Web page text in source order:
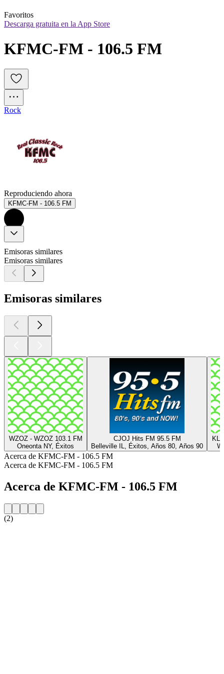
Favoritos
Descarga gratuita en la App Store
KFMC-FM - 106.5 FM
Rock
Reproduciendo ahora
KFMC-FM - 106.5 FM
Emisoras similares
Emisoras similares
Emisoras similares
WZOZ - WZOZ 103.1 FM
Oneonta NY, Éxitos
CJOJ Hits FM 95.5 FM
Belleville IL, Éxitos, Años 80, Años 90
Acerca de KFMC-FM - 106.5 FM
Acerca de KFMC-FM - 106.5 FM
Acerca de KFMC-FM - 106.5 FM
(2)